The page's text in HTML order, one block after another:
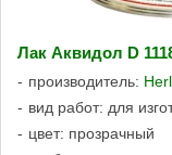
Лак Аквидол D
производитель:
вид работ: для
цвет: прозрачный